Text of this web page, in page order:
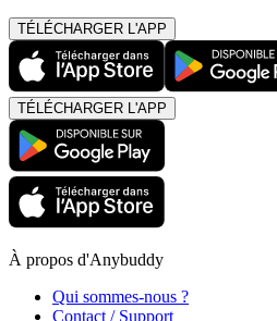
TÉLÉCHARGER L'APP
TÉLÉCHARGER L'APP
À propos d'Anybuddy
Qui sommes-nous ?
Contact / Support